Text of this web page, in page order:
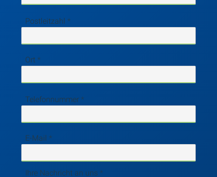
Postleitzahl
Ort
Telefonnummer
E-Mail
Ihre Nachricht an uns